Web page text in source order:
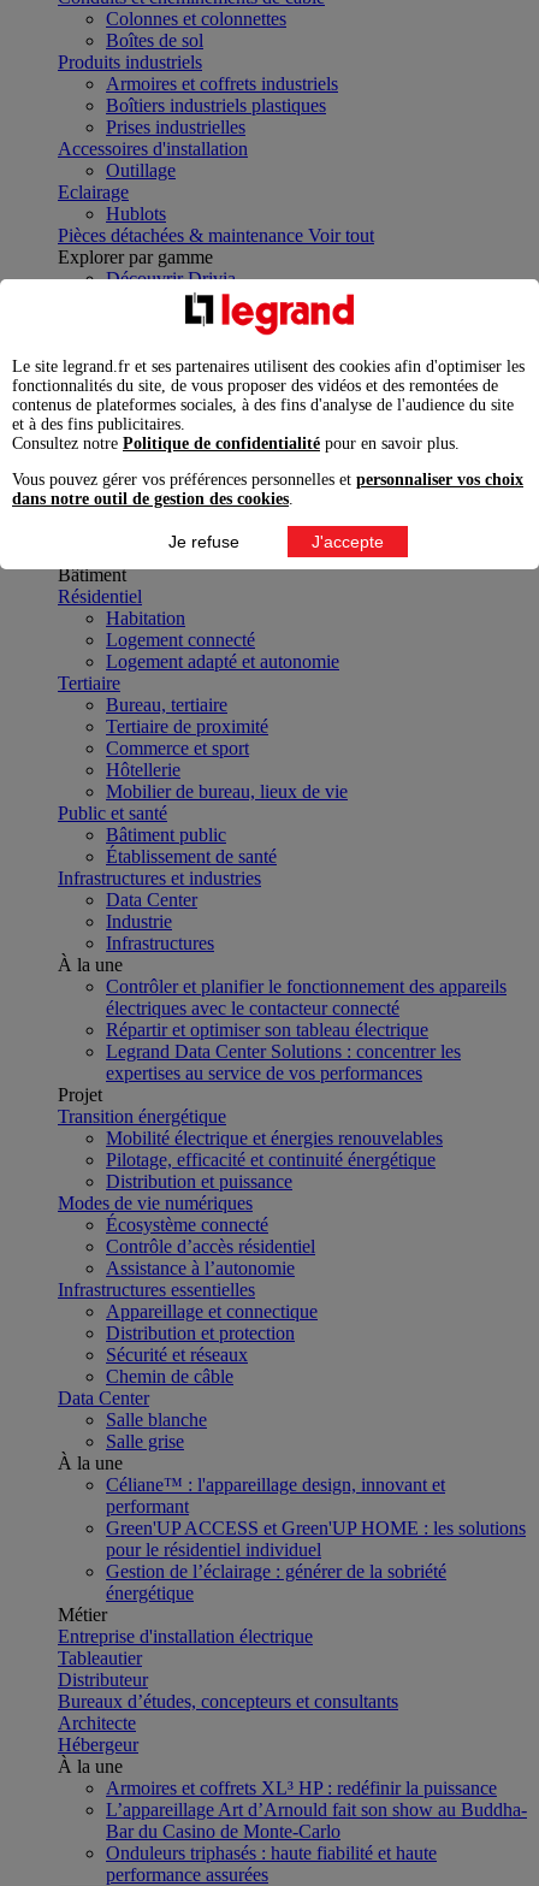
Colonnes et colonnettes
Boîtes de sol
Produits industriels
Armoires et coffrets industriels
Boîtiers industriels plastiques
Prises industrielles
Accessoires d'installation
Outillage
Eclairage
Hublots
Pièces détachées & maintenance Voir tout
Explorer par gamme
Découvrir Drivia
Découvrir Mosaic
Découvrir DMX³
Découvrir Céliane
Découvrir P17
Découvrir Green'Up
Découvrir Green'up Home
Découvrir Green'Up Control
Solutions
Bâtiment
Bâtiment
Résidentiel
Habitation
Logement connecté
Logement adapté et autonomie
Tertiaire
Bureau, tertiaire
Tertiaire de proximité
Commerce et sport
Hôtellerie
Mobilier de bureau, lieux de vie
Public et santé
Bâtiment public
Établissement de santé
Infrastructures et industries
Data Center
Industrie
Infrastructures
À la une
Contrôler et planifier le fonctionnement des appareils
électriques avec le contacteur connecté
Répartir et optimiser son tableau électrique
Legrand Data Center Solutions : concentrer les
expertises au service de vos performances
Projet
Transition énergétique
Mobilité électrique et énergies renouvelables
Pilotage, efficacité et continuité énergétique
Distribution et puissance
Modes de vie numériques
Écosystème connecté
Contrôle d’accès résidentiel
Assistance à l’autonomie
Infrastructures essentielles
Appareillage et connectique
Distribution et protection
Sécurité et réseaux
Chemin de câble
Data Center
Salle blanche
Salle grise
À la une
Céliane™ : l'appareillage design, innovant et
performant
Green'UP ACCESS et Green'UP HOME : les solutions
pour le résidentiel individuel
Gestion de l’éclairage : générer de la sobriété
énergétique
Métier
Entreprise d'installation électrique
Tableautier
Distributeur
Bureaux d’études, concepteurs et consultants
Architecte
Hébergeur
À la une
Armoires et coffrets XL³ HP : redéfinir la puissance
L’appareillage Art d’Arnould fait son show au Buddha-
Bar du Casino de Monte-Carlo
Onduleurs triphasés : haute fiabilité et haute
performance assurées
Le site legrand.fr et ses partenaires utilisent des cookies afin d'optimiser les
fonctionnalités du site, de vous proposer des vidéos et des remontées de
contenus de plateformes sociales, à des fins d'analyse de l'audience du site
et à des fins publicitaires.
Consultez notre Politique de confidentialité pour en savoir plus.
Vous pouvez gérer vos préférences personnelles et personnaliser vos choix
dans notre outil de gestion des cookies
Je refuse J'accepte